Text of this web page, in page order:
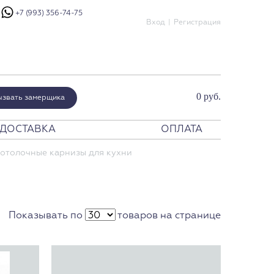
+7 (993) 356-74-75
Вход
Регистрация
замерщика 0 руб.
Модерн
ДОСТАВКА ОПЛАТА
карнизы для кухни
Показывать по товаров на странице